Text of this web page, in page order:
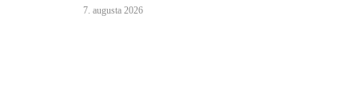
7. augusta 2026